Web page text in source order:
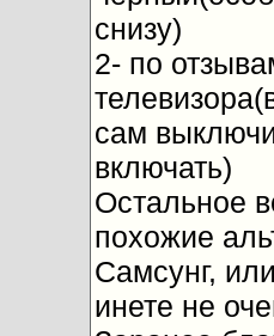
снизу)
2- по
сам
включать)
Остальное
похожие
Самсунг,
инете не